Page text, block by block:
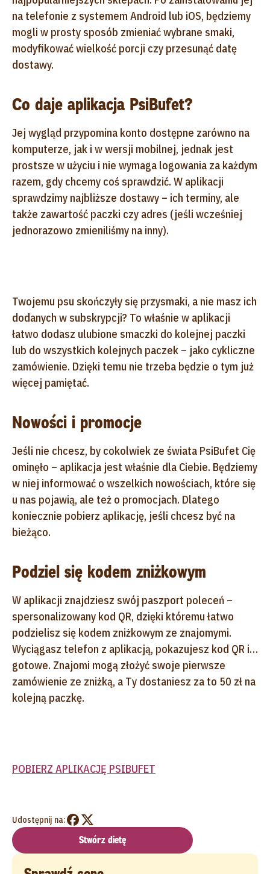
na telefonie z systemem Android lub iOS, będziemy
mogli w prosty sposób zmieniać wybrane smaki,
modyfikować wielkość porcji czy przesunąć datę
dostawy.
Co daje aplikacja PsiBufet?
Jej wygląd przypomina konto dostępne zarówno na
komputerze, jak i w wersji mobilnej, jednak jest
prostsze w użyciu i nie wymaga logowania za każdym
razem, gdy chcemy coś sprawdzić. W aplikacji
sprawdzimy najbliższe dostawy – ich terminy, ale
także zawartość paczki czy adres (jeśli wcześniej
jednorazowo zmieniliśmy na inny).
Twojemu psu skończyły się przysmaki, a nie masz ich
dodanych w subskrypcji? To właśnie w aplikacji
łatwo dodasz ulubione smaczki do kolejnej paczki
lub do wszystkich kolejnych paczek – jako cykliczne
zamówienie. Dzięki temu nie trzeba będzie o tym już
więcej pamiętać.
Nowości i promocje
Jeśli nie chcesz, by cokolwiek ze świata PsiBufet Cię
ominęło – aplikacja jest właśnie dla Ciebie. Będziemy
w niej informować o wszelkich nowościach, które się
u nas pojawią, ale też o promocjach. Dlatego
koniecznie pobierz aplikację, jeśli chcesz być na
bieżąco.
Podziel się kodem zniżkowym
W aplikacji znajdziesz swój paszport poleceń –
spersonalizowany kod QR, dzięki któremu łatwo
podzielisz się kodem zniżkowym ze znajomymi.
Wyciągasz telefon z aplikacją, pokazujesz kod QR i…
gotowe. Znajomi mogą złożyć swoje pierwsze
zamówienie ze zniżką, a Ty dostaniesz za to 50 zł na
kolejną paczkę.
POBIERZ APLIKACJĘ PSIBUFET
Udostępnij na:
Stwórz dietę